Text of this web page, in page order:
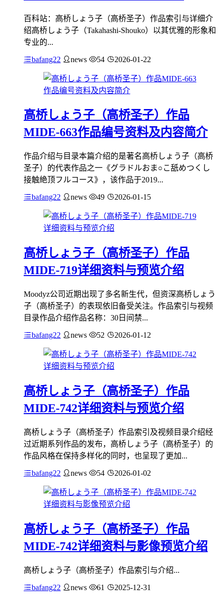
百科站：高桥しょう子（高桥圣子）作品索引与详细介
绍高桥しょう子（Takahashi-Shouko）以其优雅的形象和
专业的...
bafang22 news 54 2026-01-22
高桥しょう子（高桥圣子）作品
MIDE-663作品编号资料及内容简介
作品介绍与目录本篇介绍的是著名高桥しょう子（高桥
圣子）的代表作品之一《グラドルおま○こ舐めつくし
接触絶顶フルコース》，该作品于2019...
bafang22 news 49 2026-01-15
高桥しょう子（高桥圣子）作品
MIDE-719详细资料与预览介绍
Moodyz公司近期出现了多名新生代，但资深高桥しょう
子（高桥圣子）的表现依旧备受关注。作品索引与视频
目录作品介绍作品名称：30日间禁...
bafang22 news 52 2026-01-12
高桥しょう子（高桥圣子）作品
MIDE-742详细资料与预览介绍
高桥しょう子（高桥圣子）作品索引及视频目录介绍经
过近期系列作品的发布，高桥しょう子（高桥圣子）的
作品风格在保持多样化的同时，也呈现了更加...
bafang22 news 54 2026-01-02
高桥しょう子（高桥圣子）作品
MIDE-742详细资料与影像预览介绍
高桥しょう子（高桥圣子）作品索引与介绍...
bafang22 news 61 2025-12-31